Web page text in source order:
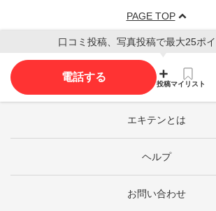
PAGE TOP
口コミ投稿、写真投稿で最大25ポ
電話する
投稿マイリスト
エキテンとは
ヘルプ
お問い合わせ